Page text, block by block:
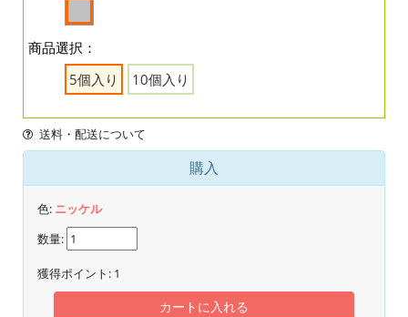
商品選択：
5個入り
10個入り
送料・配送について
購入
色: ニッケル
数量:
獲得ポイント: 1
カートに入れる